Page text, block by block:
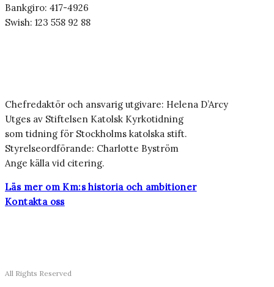
Bankgiro: 417-4926
Swish: 123 558 92 88
Chefredaktör och ansvarig utgivare: Helena D’Arcy
Utges av Stiftelsen Katolsk Kyrkotidning
som tidning för Stockholms katolska stift.
Styrelseordförande: Charlotte Byström
Ange källa vid citering.
Läs mer om Km:s historia och ambitioner
Kontakta oss
All Rights Reserved